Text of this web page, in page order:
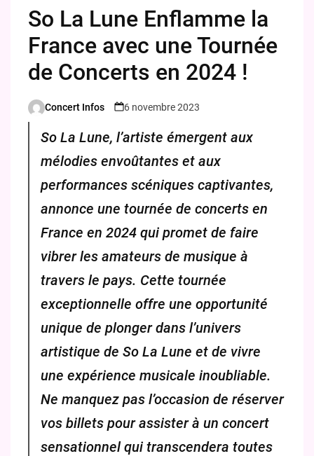
So La Lune Enflamme la
France avec une Tournée
de Concerts en 2024 !
Posted
Concert Infos 6 novembre 2023
So La Lune, l’artiste émergent aux
mélodies envoûtantes et aux
performances scéniques captivantes,
annonce une tournée de concerts en
France en 2024 qui promet de faire
vibrer les amateurs de musique à
travers le pays. Cette tournée
exceptionnelle offre une opportunité
unique de plonger dans l’univers
artistique de So La Lune et de vivre
une expérience musicale inoubliable.
Ne manquez pas l’occasion de réserver
vos billets pour assister à un concert
sensationnel qui transcendera toutes